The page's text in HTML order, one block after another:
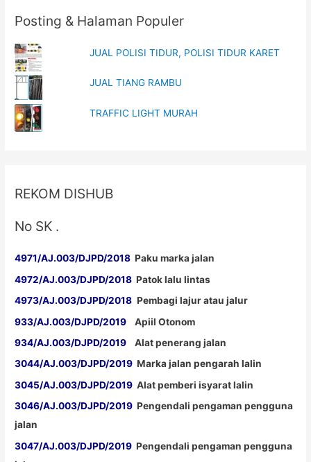
Posting & Halaman Populer
JUAL POLISI TIDUR, POLISI TIDUR KARET
JUAL TIANG RAMBU
TRAFFIC LIGHT MURAH
REKOM DISHUB
No SK .
4971/AJ.003/DJPD/2018 Paku marka jalan
4972/AJ.003/DJPD/2018 Patok lalu lintas
4973/AJ.003/DJPD/2018 Pembagi lajur atau jalur
933/AJ.003/DJPD/2019 Apiil Otonom
934/AJ.003/DJPD/2019 Alat penerang jalan
3044/AJ.003/DJPD/2019 Marka jalan pengarah lalin
3045/AJ.003/DJPD/2019 Alat pemberi isyarat lalin
3046/AJ.003/DJPD/2019 Pengendali pengaman pengguna
jalan
3047/AJ.003/DJPD/2019 Pengendali pengaman pengguna